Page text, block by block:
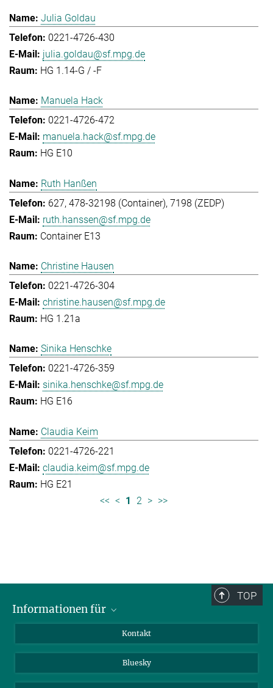
Julia Goldau
0221-4726-430
julia.goldau@sf.mpg.de
HG 1.14-G / -F
Manuela Hack
0221-4726-472
manuela.hack@sf.mpg.de
HG E10
Ruth Hanßen
627, 478-32198 (Container), 7198 (ZEDP)
ruth.hanssen@sf.mpg.de
Container E13
Christine Hausen
0221-4726-304
christine.hausen@sf.mpg.de
HG 1.21a
Sinika Henschke
0221-4726-359
sinika.henschke@sf.mpg.de
HG E16
Claudia Keim
0221-4726-221
claudia.keim@sf.mpg.de
HG E21
<< < 1 2 > >>
TOP
Informationen für
Bewerbende
Forschende
Kontakt
Bluesky